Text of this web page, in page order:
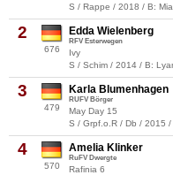
S / Rappe / 2018 / B:
2
676
Edda Wielenberg
RFV Esterwegen
Ivy
S / Schim / 2014 / B:
3
479
Karla Blumenhagen
RUFV Börger
May Day 15
S / Grpf.o.R / Db / 2015 /
4
570
Amelia Klinker
RuFV Dwergte
Rafinia 6